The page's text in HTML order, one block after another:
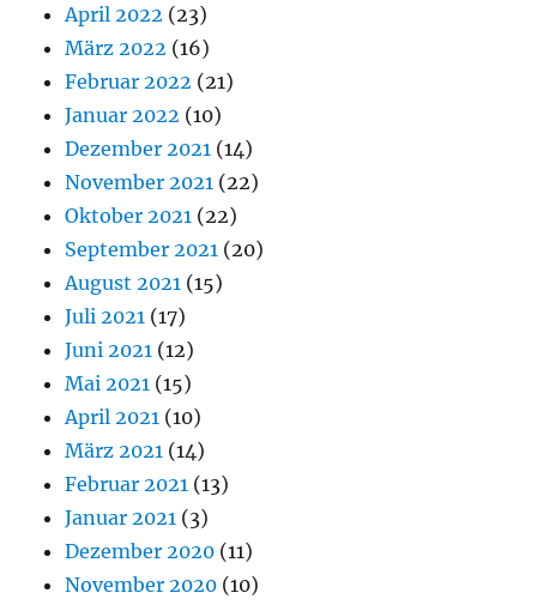
April 2022 (23)
März 2022 (16)
Februar 2022 (21)
Januar 2022 (10)
Dezember 2021 (14)
November 2021 (22)
Oktober 2021 (22)
September 2021 (20)
August 2021 (15)
Juli 2021 (17)
Juni 2021 (12)
Mai 2021 (15)
April 2021 (10)
März 2021 (14)
Februar 2021 (13)
Januar 2021 (3)
Dezember 2020 (11)
November 2020 (10)